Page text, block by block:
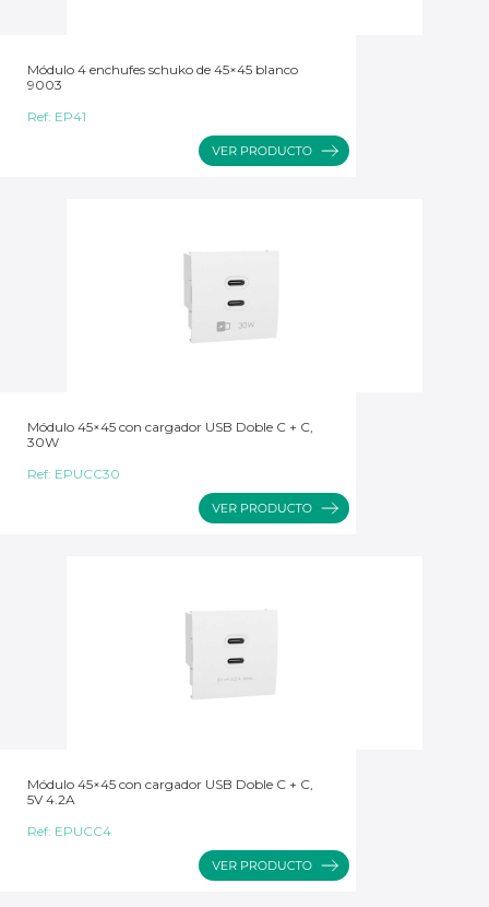
Módulo 4 enchufes schuko de 45×45 blanco
9003
Ref: EP41
Módulo 45×45 con cargador USB Doble C + C,
30W
Ref: EPUCC30
Módulo 45×45 con cargador USB Doble C + C,
5V 4.2A
Ref: EPUCC4